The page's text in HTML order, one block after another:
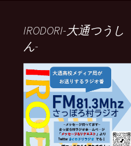
IRODORI-大通つうし
ん-